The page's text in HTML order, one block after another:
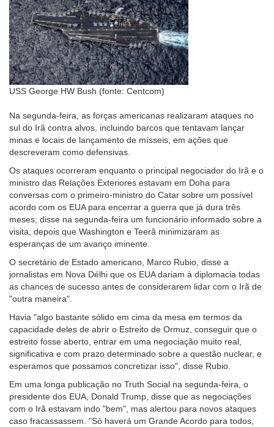
USS George HW Bush (fonte: Centcom)
Na segunda-feira, as forças americanas realizaram ataques no
sul do Irã contra alvos, incluindo barcos que tentavam lançar
minas e locais de lançamento de mísseis, em ações que
descreveram como defensivas.
Os ataques ocorreram enquanto o principal negociador do Irã e o
ministro das Relações Exteriores estavam em Doha para
conversas com o primeiro-ministro do Catar sobre um possível
acordo com os EUA para encerrar a guerra que já dura três
meses, disse na segunda-feira um funcionário informado sobre a
visita, depois que Washington e Teerã minimizaram as
esperanças de um avanço iminente.
O secretário de Estado americano, Marco Rubio, disse a
jornalistas em Nova Délhi que os EUA dariam à diplomacia todas
as chances de sucesso antes de considerarem lidar com o Irã de
"outra maneira".
Havia "algo bastante sólido em cima da mesa em termos da
capacidade deles de abrir o Estreito de Ormuz, conseguir que o
estreito fosse aberto, entrar em uma negociação muito real,
significativa e com prazo determinado sobre a questão nuclear, e
esperamos que possamos concretizar isso", disse Rubio.
Em uma longa publicação no Truth Social na segunda-feira, o
presidente dos EUA, Donald Trump, disse que as negociações
com o Irã estavam indo "bem", mas alertou para novos ataques
caso fracassassem. "Só haverá um Grande Acordo para todos,